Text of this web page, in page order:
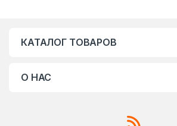
КАТАЛОГ ТОВАРОВ
О НАС